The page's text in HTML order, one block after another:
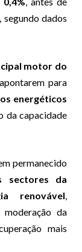
, segundo dados
motor do
para
energéticos
da capacidade
permanecido
sectores da
renovável
da
mais